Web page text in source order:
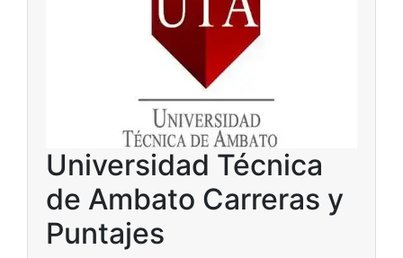
Universidad Técnica
de Ambato Carreras y
Puntajes